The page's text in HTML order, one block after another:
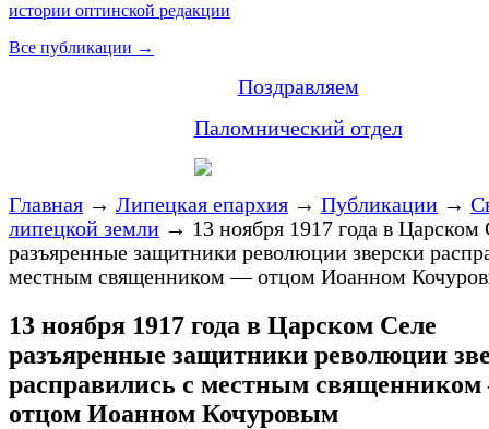
истории оптинской редакции
Все публикации →
Поздравляем
Паломнический отдел
Главная → Липецкая епархия → Публикации →
липецкой земли → 13 ноября 1917 года в Царском
разъяренные защитники революции зверски
местным священником — отцом Иоанном
13 ноября 1917 года в Царском Селе
разъяренные защитники революции
расправились с местным
отцом Иоанном Кочуровым